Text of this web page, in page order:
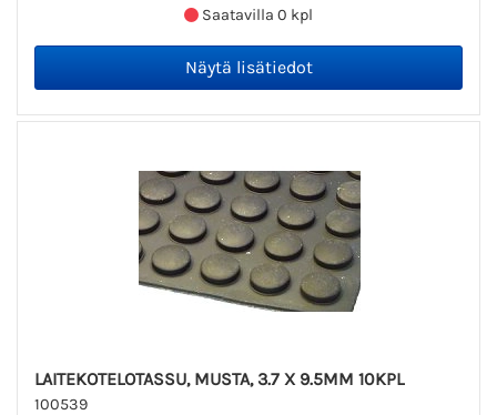
Saatavilla 0 kpl
LAITEKOTELOTASSU, MUSTA, 3.7 X 9.5MM 10KPL
100539